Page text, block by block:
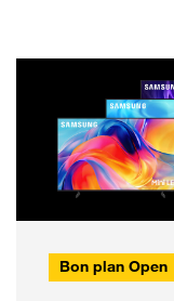
Bon plan Open